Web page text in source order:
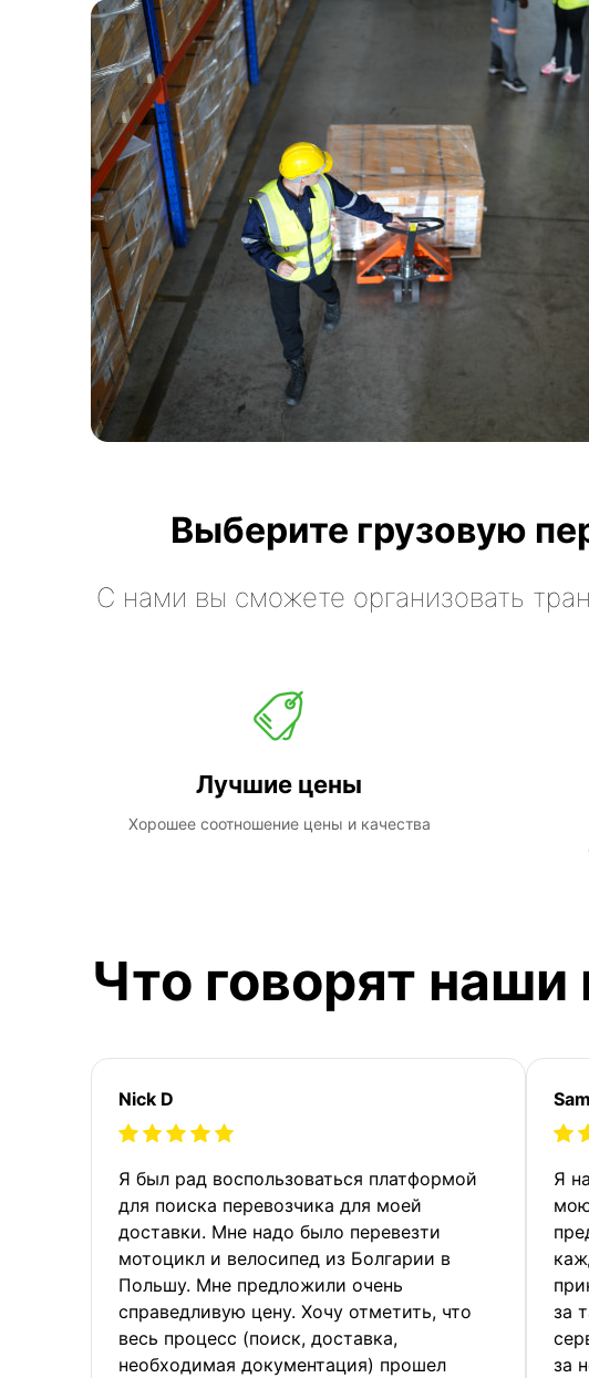
Выберите грузовую
С нами вы сможете организовать
Лучшие цены
Хорошее соотношение цены и качества
Что говорят наши
Nick D
Я был рад воспользоваться платформой
для поиска перевозчика для моей
доставки. Мне надо было перевезти
мотоцикл и велосипед из Болгарии в
Польшу. Мне предложили очень
справедливую цену. Хочу отметить, что
весь процесс (поиск, доставка,
необходимая документация) прошел
Я
за
за